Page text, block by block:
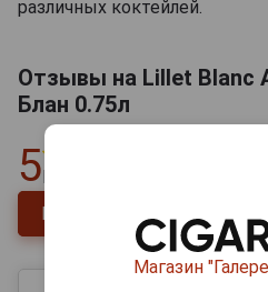
различных коктейлей.
Отзывы на Lillet Blanc
Блан 0.75л
5
Напишите отзыв
Магазин